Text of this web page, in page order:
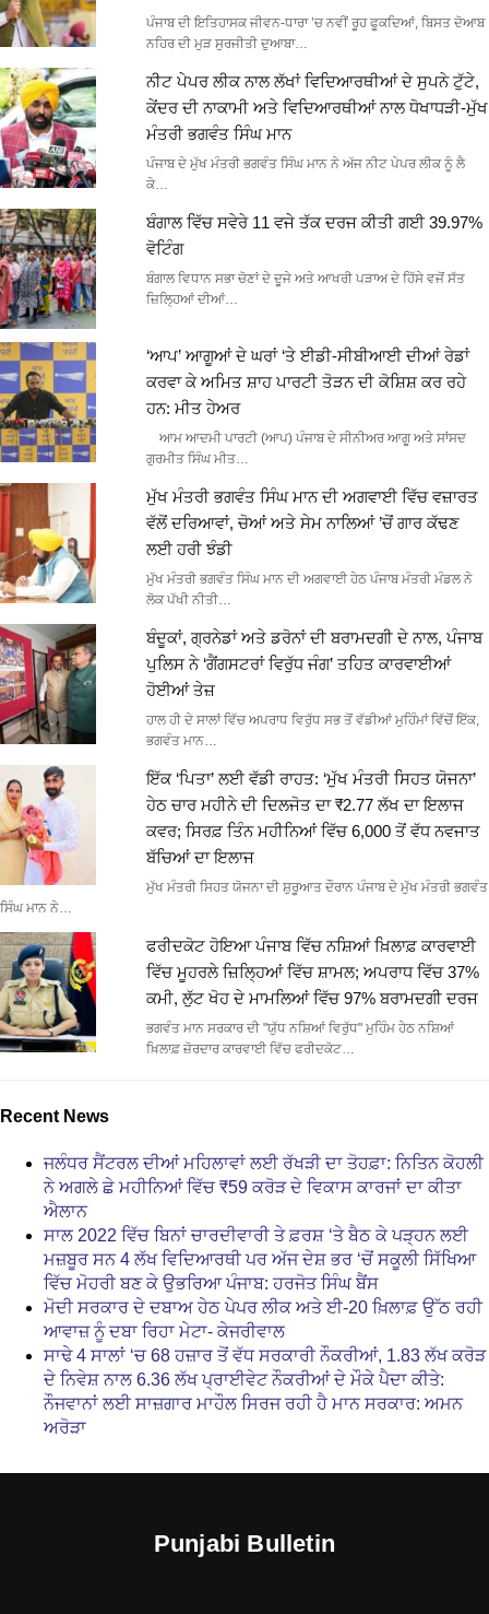
ਪੰਜਾਬ ਦੀ ਇਤਿਹਾਸਕ ਜੀਵਨ-ਧਾਰਾ ’ਚ ਨਵੀਂ ਰੂਹ ਫੂਕਦਿਆਂ, ਬਿਸਤ ਦੋਆਬ
ਨਹਿਰ ਦੀ ਮੁੜ ਸੁਰਜੀਤੀ ਦੁਆਬਾ…
ਨੀਟ ਪੇਪਰ ਲੀਕ ਨਾਲ ਲੱਖਾਂ ਵਿਦਿਆਰਥੀਆਂ ਦੇ ਸੁਪਨੇ ਟੁੱਟੇ,
ਕੇਂਦਰ ਦੀ ਨਾਕਾਮੀ ਅਤੇ ਵਿਦਿਆਰਥੀਆਂ ਨਾਲ ਧੋਖਾਧੜੀ-ਮੁੱਖ
ਮੰਤਰੀ ਭਗਵੰਤ ਸਿੰਘ ਮਾਨ
ਪੰਜਾਬ ਦੇ ਮੁੱਖ ਮੰਤਰੀ ਭਗਵੰਤ ਸਿੰਘ ਮਾਨ ਨੇ ਅੱਜ ਨੀਟ ਪੇਪਰ ਲੀਕ ਨੂੰ ਲੈ
ਕੇ…
ਬੰਗਾਲ ਵਿੱਚ ਸਵੇਰੇ 11 ਵਜੇ ਤੱਕ ਦਰਜ ਕੀਤੀ ਗਈ 39.97%
ਵੋਟਿੰਗ
ਬੰਗਾਲ ਵਿਧਾਨ ਸਭਾ ਚੋਣਾਂ ਦੇ ਦੂਜੇ ਅਤੇ ਆਖਰੀ ਪੜਾਅ ਦੇ ਹਿੱਸੇ ਵਜੋਂ ਸੱਤ
ਜ਼ਿਲ੍ਹਿਆਂ ਦੀਆਂ…
‘ਆਪ’ ਆਗੂਆਂ ਦੇ ਘਰਾਂ ‘ਤੇ ਈਡੀ-ਸੀਬੀਆਈ ਦੀਆਂ ਰੇਡਾਂ
ਕਰਵਾ ਕੇ ਅਮਿਤ ਸ਼ਾਹ ਪਾਰਟੀ ਤੋੜਨ ਦੀ ਕੋਸ਼ਿਸ਼ ਕਰ ਰਹੇ
ਹਨ: ਮੀਤ ਹੇਅਰ
ਆਮ ਆਦਮੀ ਪਾਰਟੀ (ਆਪ) ਪੰਜਾਬ ਦੇ ਸੀਨੀਅਰ ਆਗੂ ਅਤੇ ਸਾਂਸਦ
ਗੁਰਮੀਤ ਸਿੰਘ ਮੀਤ…
ਮੁੱਖ ਮੰਤਰੀ ਭਗਵੰਤ ਸਿੰਘ ਮਾਨ ਦੀ ਅਗਵਾਈ ਵਿੱਚ ਵਜ਼ਾਰਤ
ਵੱਲੋਂ ਦਰਿਆਵਾਂ, ਚੋਆਂ ਅਤੇ ਸੇਮ ਨਾਲਿਆਂ ’ਚੋਂ ਗਾਰ ਕੱਢਣ
ਲਈ ਹਰੀ ਝੰਡੀ
ਮੁੱਖ ਮੰਤਰੀ ਭਗਵੰਤ ਸਿੰਘ ਮਾਨ ਦੀ ਅਗਵਾਈ ਹੇਠ ਪੰਜਾਬ ਮੰਤਰੀ ਮੰਡਲ ਨੇ
ਲੋਕ ਪੱਖੀ ਨੀਤੀ…
ਬੰਦੂਕਾਂ, ਗ੍ਰਨੇਡਾਂ ਅਤੇ ਡਰੋਨਾਂ ਦੀ ਬਰਾਮਦਗੀ ਦੇ ਨਾਲ, ਪੰਜਾਬ
ਪੁਲਿਸ ਨੇ ‘ਗੈਂਗਸਟਰਾਂ ਵਿਰੁੱਧ ਜੰਗ’ ਤਹਿਤ ਕਾਰਵਾਈਆਂ
ਹੋਈਆਂ ਤੇਜ਼
ਹਾਲ ਹੀ ਦੇ ਸਾਲਾਂ ਵਿੱਚ ਅਪਰਾਧ ਵਿਰੁੱਧ ਸਭ ਤੋਂ ਵੱਡੀਆਂ ਮੁਹਿੰਮਾਂ ਵਿੱਚੋਂ ਇੱਕ,
ਭਗਵੰਤ ਮਾਨ…
ਇੱਕ ‘ਪਿਤਾ’ ਲਈ ਵੱਡੀ ਰਾਹਤ: ‘ਮੁੱਖ ਮੰਤਰੀ ਸਿਹਤ ਯੋਜਨਾ’
ਹੇਠ ਚਾਰ ਮਹੀਨੇ ਦੀ ਦਿਲਜੋਤ ਦਾ ₹2.77 ਲੱਖ ਦਾ ਇਲਾਜ
ਕਵਰ; ਸਿਰਫ਼ ਤਿੰਨ ਮਹੀਨਿਆਂ ਵਿੱਚ 6,000 ਤੋਂ ਵੱਧ ਨਵਜਾਤ
ਬੱਚਿਆਂ ਦਾ ਇਲਾਜ
ਮੁੱਖ ਮੰਤਰੀ ਸਿਹਤ ਯੋਜਨਾ ਦੀ ਸ਼ੁਰੂਆਤ ਦੌਰਾਨ ਪੰਜਾਬ ਦੇ ਮੁੱਖ ਮੰਤਰੀ ਭਗਵੰਤ
ਸਿੰਘ ਮਾਨ ਨੇ…
ਫਰੀਦਕੋਟ ਹੋਇਆ ਪੰਜਾਬ ਵਿੱਚ ਨਸ਼ਿਆਂ ਖ਼ਿਲਾਫ਼ ਕਾਰਵਾਈ
ਵਿੱਚ ਮੂਹਰਲੇ ਜ਼ਿਲ੍ਹਿਆਂ ਵਿੱਚ ਸ਼ਾਮਲ; ਅਪਰਾਧ ਵਿੱਚ 37%
ਕਮੀ, ਲੁੱਟ ਖੋਹ ਦੇ ਮਾਮਲਿਆਂ ਵਿੱਚ 97% ਬਰਾਮਦਗੀ ਦਰਜ
ਭਗਵੰਤ ਮਾਨ ਸਰਕਾਰ ਦੀ "ਯੁੱਧ ਨਸ਼ਿਆਂ ਵਿਰੁੱਧ" ਮੁਹਿੰਮ ਹੇਠ ਨਸ਼ਿਆਂ
ਖ਼ਿਲਾਫ਼ ਜ਼ੋਰਦਾਰ ਕਾਰਵਾਈ ਵਿੱਚ ਫਰੀਦਕੋਟ…
Recent News
ਜਲੰਧਰ ਸੈਂਟਰਲ ਦੀਆਂ ਮਹਿਲਾਵਾਂ ਲਈ ਰੱਖੜੀ ਦਾ ਤੋਹਫ਼ਾ: ਨਿਤਿਨ ਕੋਹਲੀ
ਨੇ ਅਗਲੇ ਛੇ ਮਹੀਨਿਆਂ ਵਿੱਚ ₹59 ਕਰੋੜ ਦੇ ਵਿਕਾਸ ਕਾਰਜਾਂ ਦਾ ਕੀਤਾ
ਐਲਾਨ
ਸਾਲ 2022 ਵਿੱਚ ਬਿਨਾਂ ਚਾਰਦੀਵਾਰੀ ਤੇ ਫ਼ਰਸ਼ ‘ਤੇ ਬੈਠ ਕੇ ਪੜ੍ਹਨ ਲਈ
ਮਜ਼ਬੂਰ ਸਨ 4 ਲੱਖ ਵਿਦਿਆਰਥੀ ਪਰ ਅੱਜ ਦੇਸ਼ ਭਰ ‘ਚੋਂ ਸਕੂਲੀ ਸਿੱਖਿਆ
ਵਿੱਚ ਮੋਹਰੀ ਬਣ ਕੇ ਉਭਰਿਆ ਪੰਜਾਬ: ਹਰਜੋਤ ਸਿੰਘ ਬੈਂਸ
ਮੋਦੀ ਸਰਕਾਰ ਦੇ ਦਬਾਅ ਹੇਠ ਪੇਪਰ ਲੀਕ ਅਤੇ ਈ-20 ਖ਼ਿਲਾਫ਼ ਉੱਠ ਰਹੀ
ਆਵਾਜ਼ ਨੂੰ ਦਬਾ ਰਿਹਾ ਮੇਟਾ- ਕੇਜਰੀਵਾਲ
ਸਾਢੇ 4 ਸਾਲਾਂ ‘ਚ 68 ਹਜ਼ਾਰ ਤੋਂ ਵੱਧ ਸਰਕਾਰੀ ਨੌਕਰੀਆਂ, 1.83 ਲੱਖ ਕਰੋੜ
ਦੇ ਨਿਵੇਸ਼ ਨਾਲ 6.36 ਲੱਖ ਪ੍ਰਾਈਵੇਟ ਨੌਕਰੀਆਂ ਦੇ ਮੌਕੇ ਪੈਦਾ ਕੀਤੇ:
ਨੌਜਵਾਨਾਂ ਲਈ ਸਾਜ਼ਗਾਰ ਮਾਹੌਲ ਸਿਰਜ ਰਹੀ ਹੈ ਮਾਨ ਸਰਕਾਰ: ਅਮਨ
ਅਰੋੜਾ
Punjabi Bulletin